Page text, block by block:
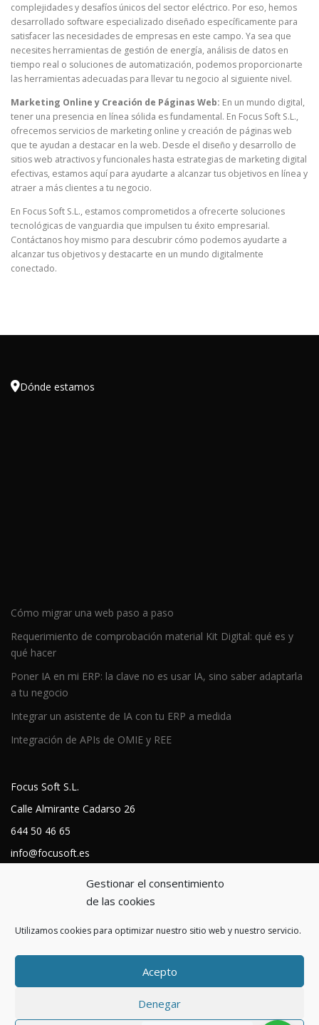
Gestionar el consentimiento
de las cookies
Utilizamos cookies para optimizar nuestro sitio web y nuestro servicio.
Acepto
Denegar
complejidades y desafíos únicos del sector eléctrico. Por eso, hemos
desarrollado software especializado diseñado específicamente para
satisfacer las necesidades de empresas en este campo. Ya sea que
necesites herramientas de gestión de energía, análisis de datos en
tiempo real o soluciones de automatización, podemos proporcionarte
las herramientas adecuadas para llevar tu negocio al siguiente nivel.
Marketing Online y Creación de Páginas Web: En un mundo digital,
tener una presencia en línea sólida es fundamental. En Focus Soft S.L.,
ofrecemos servicios de marketing online y creación de páginas web
que te ayudan a destacar en la web. Desde el diseño y desarrollo de
sitios web atractivos y funcionales hasta estrategias de marketing digital
efectivas, estamos aquí para ayudarte a alcanzar tus objetivos en línea y
atraer a más clientes a tu negocio.
En Focus Soft S.L., estamos comprometidos a ofrecerte soluciones
tecnológicas de vanguardia que impulsen tu éxito empresarial.
Contáctanos hoy mismo para descubrir cómo podemos ayudarte a
alcanzar tus objetivos y destacarte en un mundo digitalmente
conectado.
Dónde estamos
Cómo migrar una web paso a paso
Requerimiento de comprobación material Kit Digital: qué es y
qué hacer
Poner IA en mi ERP: la clave no es usar IA, sino saber adaptarla
a tu negocio
Integrar un asistente de IA con tu ERP a medida
Integración de APIs de OMIE y REE
Focus Soft S.L.
Calle Almirante Cadarso 26
644 50 46 65
info@focusoft.es
Política de cookies